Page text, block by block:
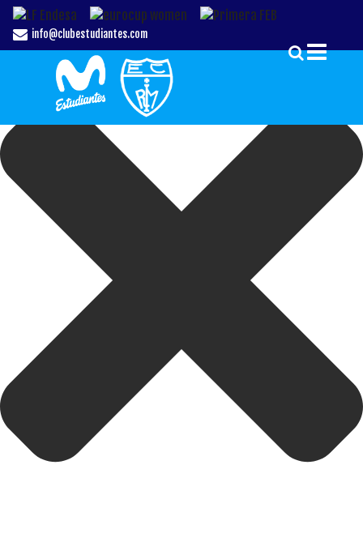
Gestionar el Consentimiento de las Cookies
info@clubestudiantes.com